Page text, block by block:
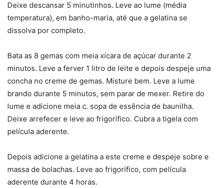
Deixe descansar 5 minutinhos. Leve ao lume (média
temperatura), em banho-maria, até que a gelatina se
dissolva por completo.
Bata as 8 gemas com meia xícara de açúcar durante 2
minutos. Leve a ferver 1 litro de leite e depois despeje uma
concha no creme de gemas. Misture bem. Leve a lume
brando durante 5 minutos, sem parar de mexer. Retire do
lume e adicione meia c. sopa de essência de baunilha.
Deixe arrefecer e leve ao frigorífico. Cubra a tigela com
película aderente.
Depois adicione a gelatina a este creme e despeje sobre e
massa de bolachas. Leve ao frigorífico, com película
aderente durante 4 horas.